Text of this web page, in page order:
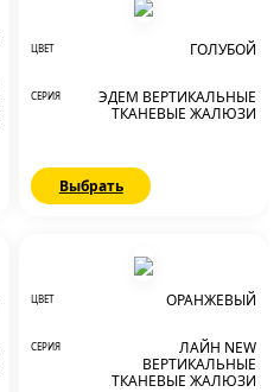
ЦВЕТ ГОЛУБОЙ
СЕРИЯ
ЭДЕМ ВЕРТИКАЛЬНЫЕ
ТКАНЕВЫЕ ЖАЛЮЗИ
Выбрать
ЦВЕТ ОРАНЖЕВЫЙ
СЕРИЯ
ЛАЙН NEW
ВЕРТИКАЛЬНЫЕ
ТКАНЕВЫЕ ЖАЛЮЗИ